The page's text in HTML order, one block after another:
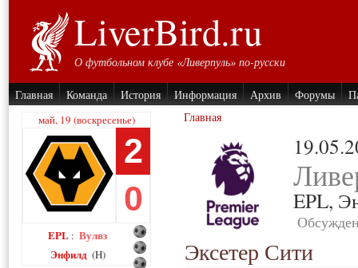
LiverBird.ru
О футбольном клубе «Ливерпуль» по-русски
Главная Команда История Информация Архив Форумы
май, 19 (воскресенье)
2
0
EPL : Вулвз
Энфилд (H)
Главная
EPL,
Эксетер Сити